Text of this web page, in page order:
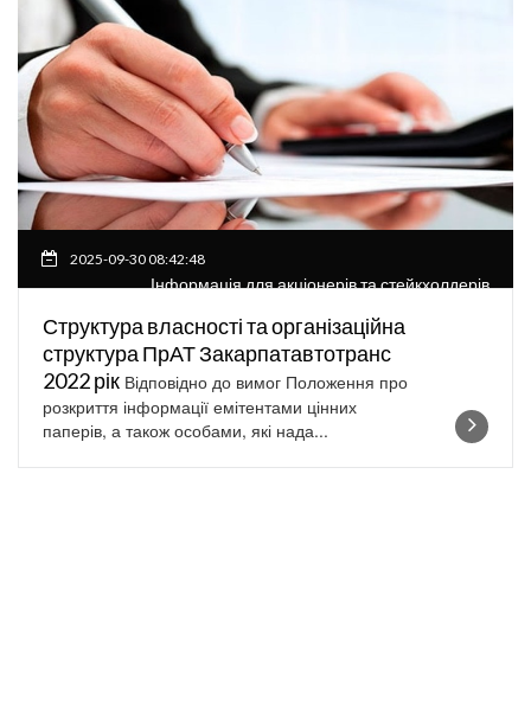
2025-09-30 08:42:48
Інформація для акціонерів та стейкхолдерів
Структура власності та організаційна
структура ПрАТ Закарпатавтотранс
2022 рік Відповідно до вимог Положення про
розкриття інформації емітентами цінних
паперів, а також особами, які нада...